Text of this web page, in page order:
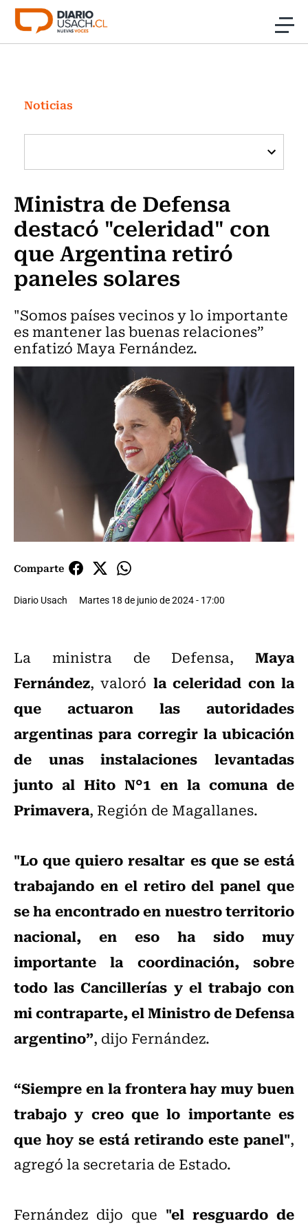
Click acá para ir directamente al contenido
Investigación
Cultura
Programas Radio y TV Usach
Noticias
Ministra de Defensa
destacó "celeridad" con
que Argentina retiró
paneles solares
"Somos países vecinos y lo importante
es mantener las buenas relaciones”
enfatizó Maya Fernández.
Comparte
Diario Usach Martes 18 de junio de 2024 - 17:00
La ministra de Defensa, Maya
Fernández, valoró la celeridad con la
que actuaron las autoridades
argentinas para corregir la ubicación
de unas instalaciones levantadas
junto al Hito N°1 en la comuna de
Primavera, Región de Magallanes.
"Lo que quiero resaltar es que se está
trabajando en el retiro del panel que
se ha encontrado en nuestro territorio
nacional, en eso ha sido muy
importante la coordinación, sobre
todo las Cancillerías y el trabajo con
mi contraparte, el Ministro de Defensa
argentino”, dijo Fernández.
“Siempre en la frontera hay muy buen
trabajo y creo que lo importante es
que hoy se está retirando este panel",
agregó la secretaria de Estado.
Fernández dijo que "el resguardo de